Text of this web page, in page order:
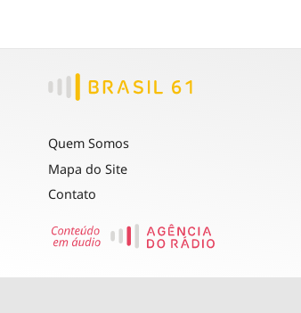
Quem Somos
Mapa do Site
Contato